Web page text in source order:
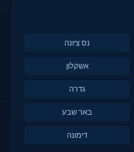
נס ציונה
אשקלון
גדרה
באר שבע
דימונה